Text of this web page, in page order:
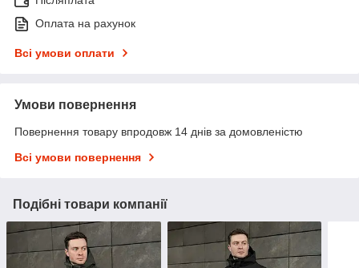
Оплата на рахунок
Всі умови оплати
Умови повернення
Повернення товару впродовж 14 днів за домовленістю
Всі умови повернення
Подібні товари компанії